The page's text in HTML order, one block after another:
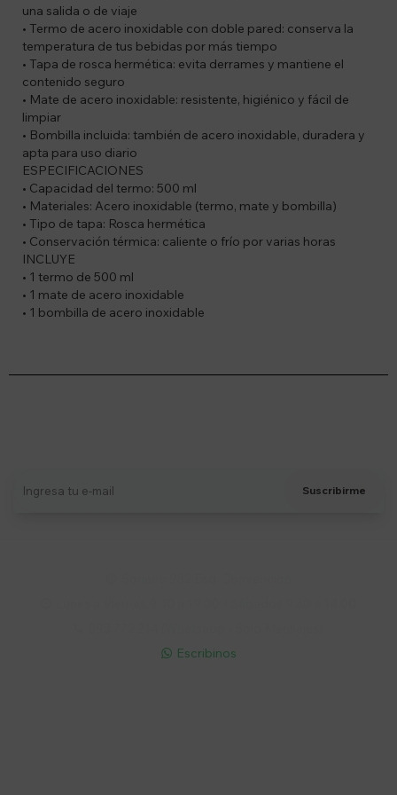
una salida o de viaje
• Termo de acero inoxidable con doble pared: conserva la
temperatura de tus bebidas por más tiempo
• Tapa de rosca hermética: evita derrames y mantiene el
contenido seguro
• Mate de acero inoxidable: resistente, higiénico y fácil de
limpiar
• Bombilla incluida: también de acero inoxidable, duradera y
apta para uso diario
ESPECIFICACIONES
• Capacidad del termo: 500 ml
• Materiales: Acero inoxidable (termo, mate y bombilla)
• Tipo de tapa: Rosca hermética
• Conservación térmica: caliente o frío por varias horas
INCLUYE
• 1 termo de 500 ml
• 1 mate de acero inoxidable
• 1 bombilla de acero inoxidable
Suscribirme
 Escribinos